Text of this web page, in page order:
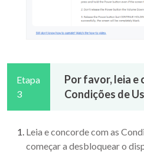
Etapa
3
Por favor, leia e
Condições de
Leia e concorde com as
começar a desbloquear o